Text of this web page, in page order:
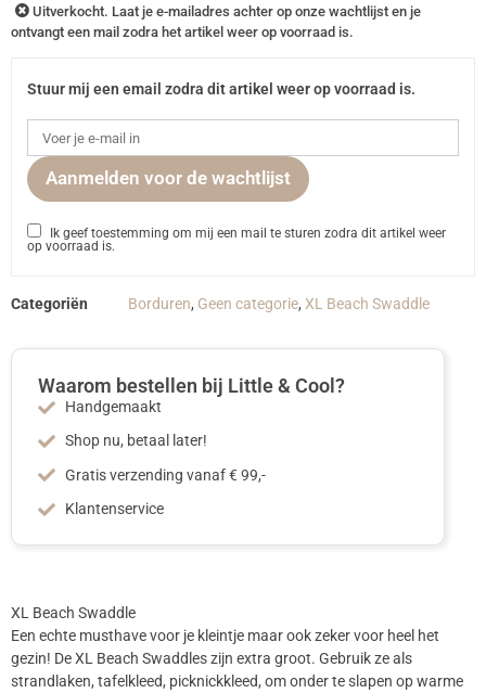
Uitverkocht. Laat je e-mailadres achter op onze wachtlijst en je
ontvangt een mail zodra het artikel weer op voorraad is.
Stuur mij een email zodra dit artikel weer op voorraad is.
Aanmelden voor de wachtlijst
Ik geef toestemming om mij een mail te sturen zodra dit artikel weer
op voorraad is.
Categoriën Borduren, Geen categorie, XL Beach Swaddle
Waarom bestellen bij Little & Cool?
Handgemaakt
Shop nu, betaal later!
Gratis verzending vanaf € 99,-
Klantenservice
XL Beach Swaddle
Een echte musthave voor je kleintje maar ook zeker voor heel het
gezin! De XL Beach Swaddles zijn extra groot. Gebruik ze als
strandlaken, tafelkleed, picknickkleed, om onder te slapen op warme